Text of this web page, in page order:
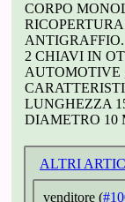
CORPO
ANTIGRAFFIO.
2 CHIAVI IN
AUTOMOTIVE
LUNGHEZZA
DIAMETRO 10
ALTRI
venditore (